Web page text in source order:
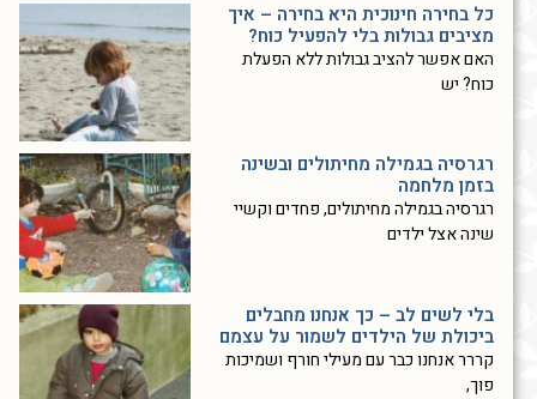
כל בחירה חינוכית היא בחירה – איך
מציבים גבולות בלי להפעיל כוח?
האם אפשר להציב גבולות ללא הפעלת
כוח? יש
רגרסיה בגמילה מחיתולים ובשינה
בזמן מלחמה
רגרסיה בגמילה מחיתולים, פחדים וקשיי
שינה אצל ילדים
בלי לשים לב – כך אנחנו מחבלים
ביכולת של הילדים לשמור על עצמם
קררר אנחנו כבר עם מעילי חורף ושמיכות
פוך,